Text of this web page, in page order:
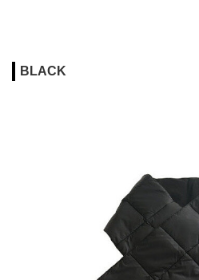
BLACK